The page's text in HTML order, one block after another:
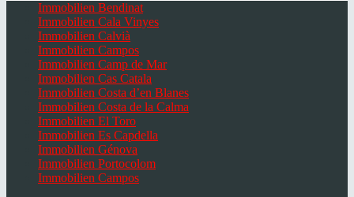
Immobilien Bendinat
Immobilien Cala Vinyes
Immobilien Calvià
Immobilien Campos
Immobilien Camp de Mar
Immobilien Cas Catala
Immobilien Costa d’en Blanes
Immobilien Costa de la Calma
Immobilien El Toro
Immobilien Es Capdella
Immobilien Génova
Immobilien Portocolom
Immobilien Campos